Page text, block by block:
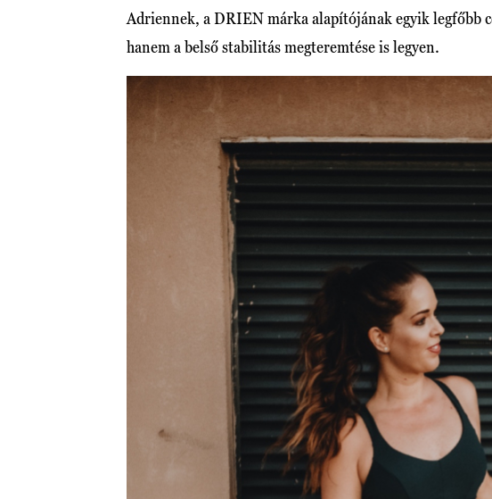
Adriennek, a DRIEN márka alapítójának egyik legfőbb
hanem a belső stabilitás megteremtése is legyen.